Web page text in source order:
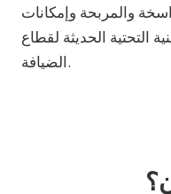
والمربحة وإمكانات
التحتية الحديثة لقطاع
الضيافة.